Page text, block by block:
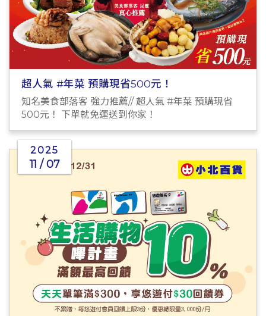
超人氣 #年菜 預購現省500元！
知名美食部落客 強力推薦// 超人氣 #年菜 預購現省
500元！ 下單就免運送到你家！
2025
11 / 07